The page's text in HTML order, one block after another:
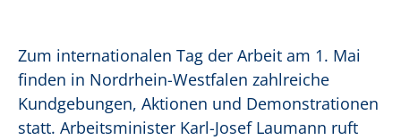
Zum internationalen Tag der Arbeit am 1. Mai
finden in Nordrhein-Westfalen zahlreiche
Kundgebungen, Aktionen und Demonstrationen
statt. Arbeitsminister Karl-Josef Laumann ruft